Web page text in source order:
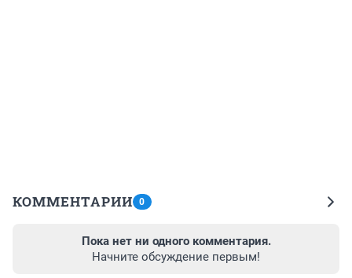
КОММЕНТАРИИ 0
Пока нет ни одного комментария.
Начните обсуждение первым!